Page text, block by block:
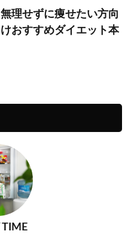
無理せずに痩せたい方向
けおすすめダイエット本
TIME